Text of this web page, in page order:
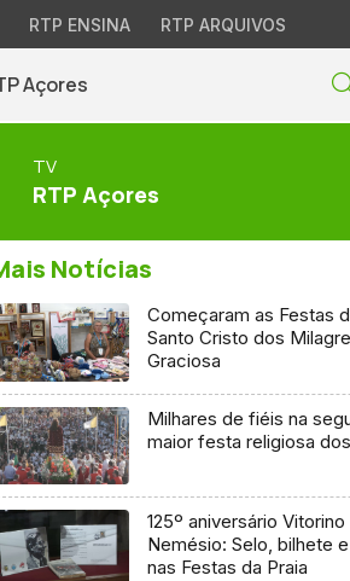
RTP ENSINA RTP ARQUIVOS
Açores
TV
RTP Açores
Notícias
Começaram as Festas
Santo Cristo dos
Graciosa
Milhares de fiéis na
maior festa religiosa
125º aniversário Vitorino
Nemésio: Selo, bilhete
nas Festas da Praia